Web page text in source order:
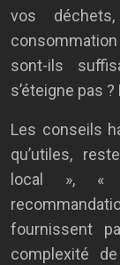
vos
consommation
sont-ils
s’éteigne pas
Les conseils
qu’utiles,
local », «
fournissent
complexité